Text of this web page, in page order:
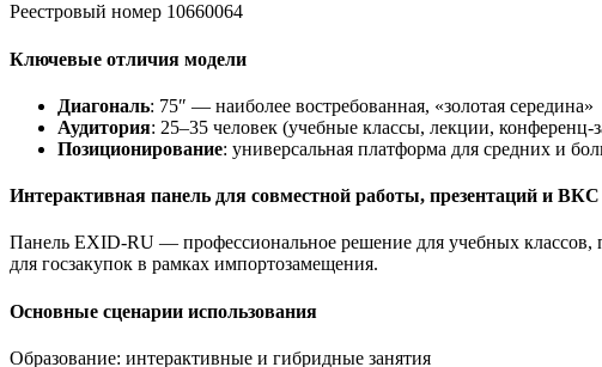
Реестровый номер 10660064
Ключевые отличия модели
Диагональ: 75″ — наиболее востребованная, «золотая середина»
Аудитория: 25–35 человек (учебные классы, лекции, конференц-
Позиционирование: универсальная платформа для средних и
Интерактивная панель для совместной работы, презентаций и ВКС
Панель EXID-RU — профессиональное решение для учебных
для госзакупок в рамках импортозамещения.
Основные сценарии использования
Образование: интерактивные и гибридные занятия